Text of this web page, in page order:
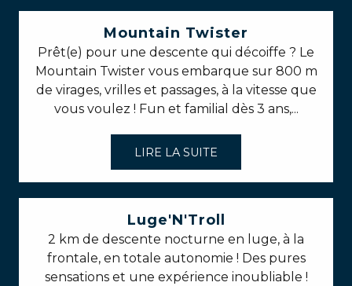
Mountain Twister
Prêt(e) pour une descente qui décoiffe ? Le
Mountain Twister vous embarque sur 800 m
de virages, vrilles et passages, à la vitesse que
vous voulez ! Fun et familial dès 3 ans,...
LIRE LA SUITE
Luge'N'Troll
2 km de descente nocturne en luge, à la
frontale, en totale autonomie ! Des pures
sensations et une expérience inoubliable !